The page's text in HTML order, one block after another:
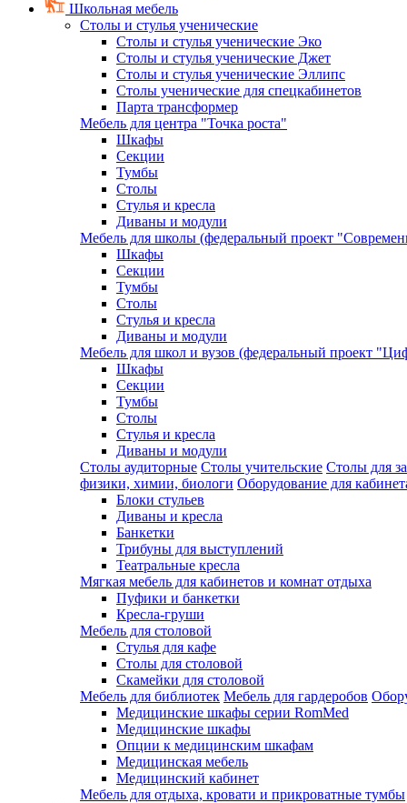
Школьная мебель
Столы и стулья ученические
Столы и стулья ученические Эко
Столы и стулья ученические Джет
Столы и стулья ученические Эллипс
Столы ученические для спецкабинетов
Парта трансформер
Мебель для центра "Точка роста"
Шкафы
Секции
Тумбы
Столы
Стулья и кресла
Диваны и модули
Мебель для школы (федеральный проект
Шкафы
Секции
Тумбы
Столы
Стулья и кресла
Диваны и модули
Мебель для школ и вузов (федеральный проект
Шкафы
Секции
Тумбы
Столы
Стулья и кресла
Диваны и модули
Столы аудиторные Столы учительские Столы для
физики, химии, биологи Оборудование для
Блоки стульев
Диваны и кресла
Банкетки
Трибуны для выступлений
Театральные кресла
Мягкая мебель для кабинетов и комнат отдыха
Пуфики и банкетки
Кресла-груши
Мебель для столовой
Cтулья для кафе
Cтолы для столовой
Скамейки для столовой
Мебель для библиотек Мебель для гардеробов
Медицинские шкафы серии RomMed
Медицинские шкафы
Опции к медицинским шкафам
Медицинская мебель
Медицинский кабинет
Мебель для отдыха, кровати и прикроватные тумбы